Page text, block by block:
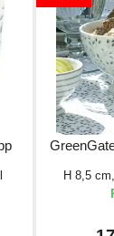
H 8,5